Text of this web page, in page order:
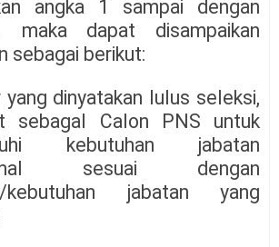
angka 1 sampai dengan
maka dapat disampaikan
sebagai berikut:
yang dinyatakan lulus seleksi,
sebagal Calon PNS untuk
kebutuhan jabatan
sesuai dengan
kebutuhan jabatan yang